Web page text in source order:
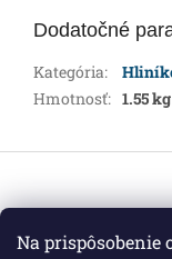
Na prispôsobenie
Dodatočné
Kategória:
Hmotnosť: 1.55 kg
p